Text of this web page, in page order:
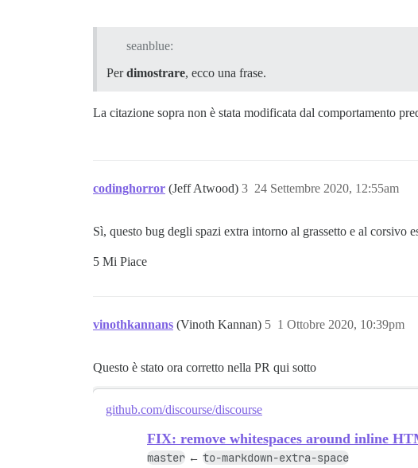
seanblue:
Perdimostrare, ecco una frase.
La citazione sopra non è stata modificata dal comportamento
codinghorror (Jeff Atwood) 24 Settembre 2020, 12:55am
3
Sì, questo bug degli spazi extra intorno al grassetto e al corsivo
5 Mi Piace
vinothkannans (Vinoth Kannan) 1 Ottobre 2020, 10:39pm
5
Questo è stato ora corretto nella PR qui sotto
github.com/discourse/discourse
FIX: remove whitespaces around inline
master ← to-markdown-extra-space